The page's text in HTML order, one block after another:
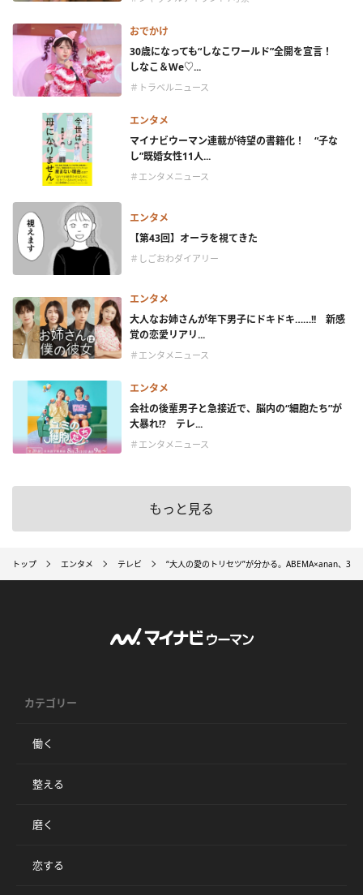
おでかけ
30歳になっても“しなこワールド”全開を宣言！
しなこ＆We♡...
＃トラベルニュース
エンタメ
マイナビウーマン連載が待望の書籍化！ “子な
し”既婚女性11人...
＃エンタメニュース
エンタメ
【第43回】オーラを視てきた
＃しごおわダイアリー
エンタメ
大人なお姉さんが年下男子にドキドキ……!! 新感
覚の恋愛リアリ...
＃エンタメニュース
エンタメ
会社の後輩男子と急接近で、脳内の“細胞たち”が
大暴れ!? テレ...
＃エンタメニュース
もっと見る
トップ エンタメ テレビ “大人の愛のトリセツ”が分かる。ABEMA×anan、30
カテゴリー
働く
整える
磨く
恋する